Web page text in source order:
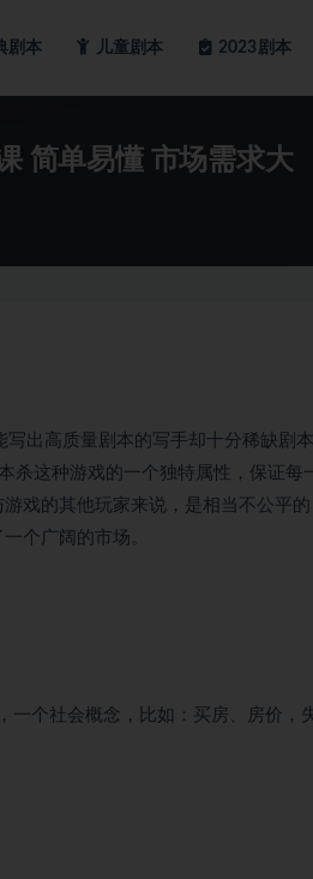
剧本 儿童剧本 2023剧本
简单易懂 市场需求大
出高质量剧本的写手却十分稀缺剧
这种游戏的一个独特属性，保证每
戏的其他玩家来说，是相当不公平
个广阔的市场。
一个社会概念，比如：买房、房价，